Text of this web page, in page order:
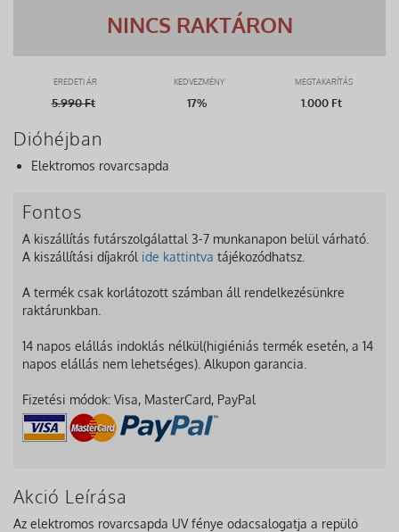
NINCS RAKTÁRON
EREDETI ÁR KEDVEZMÉNY MEGTAKARÍTÁS
5.990Ft 17% 1.000 Ft
Dióhéjban
Elektromos rovarcsapda
Fontos
A kiszállítás futárszolgálattal 3-7 munkanapon belül várható.
A kiszállítási díjakról ide kattintva tájékozódhatsz.
A termék csak korlátozott számban áll rendelkezésünkre
raktárunkban.
14 napos elállás indoklás nélkül(higiéniás termék esetén, a 14
napos elállás nem lehetséges). Alkupon garancia.
Fizetési módok: Visa, MasterCard, PayPal
Akció Leírása
Az elektromos rovarcsapda UV fénye odacsalogatja a repülő